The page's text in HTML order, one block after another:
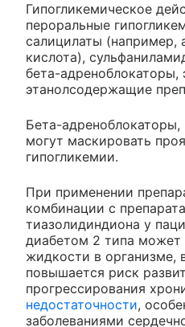
Гипогликемическое
пероральные
салицилаты (например,
кислота),
бета-адреноблокаторы,
этанолсодержащие
Бета-адреноблокаторы,
могут маскировать
гипогликемии.
При применении
комбинации с
тиазолидиндиона у
диабетом 2 типа может
жидкости в организме,
повышается риск
прогрессирования
недостаточности,
заболеваниями